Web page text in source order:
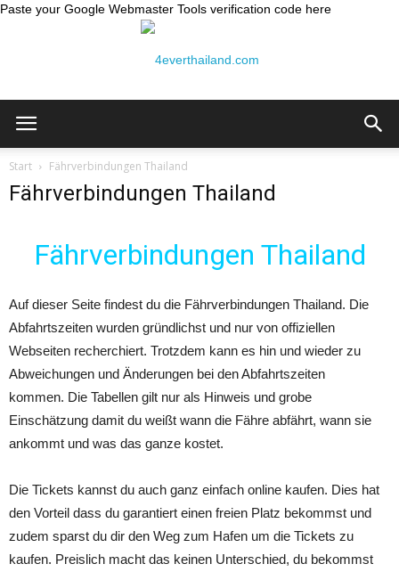
Paste your Google Webmaster Tools verification code here
4ever
Thailand
Start Fährverbindungen Thailand
Fährverbindungen Thailand
Fährverbindungen Thailand
Auf dieser Seite findest du die Fährverbindungen Thailand. Die
Abfahrtszeiten wurden gründlichst und nur von offiziellen
Webseiten recherchiert. Trotzdem kann es hin und wieder zu
Abweichungen und Änderungen bei den Abfahrtszeiten
kommen. Die Tabellen gilt nur als Hinweis und grobe
Einschätzung damit du weißt wann die Fähre abfährt, wann sie
ankommt und was das ganze kostet.
Die Tickets kannst du auch ganz einfach online kaufen. Dies hat
den Vorteil dass du garantiert einen freien Platz bekommst und
zudem sparst du dir den Weg zum Hafen um die Tickets zu
kaufen. Preislich macht das keinen Unterschied, du bekommst